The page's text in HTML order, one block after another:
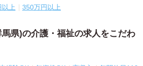
上 350万円以上
県)の介護・福祉の求人をこだわ